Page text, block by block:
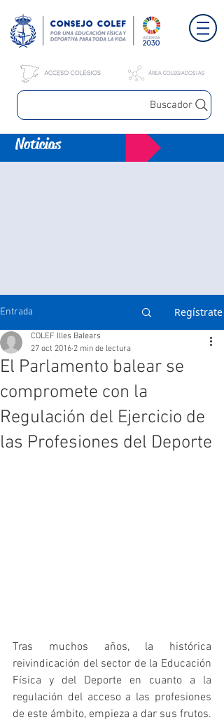
Buscador
Noticias
Entrada Regístrate
El Parlamento balear se
compromete con la
Regulación del Ejercicio de
las Profesiones del Deporte
COLEF Illes Balears
27 oct 2016 2 min de lectura
Tras muchos años, la histórica
reivindicación del sector de la Educación
Física y del Deporte en cuanto a la
regulación del acceso a las profesiones
de este ámbito, empieza a dar sus frutos.